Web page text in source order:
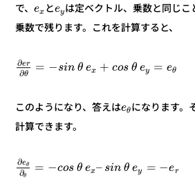
で、ex とeyは定ベクトル、乗数と同じこ
乗数で残ります。これを計算すると、
∂er
∂θ = −sin θ ex + cos θ ey = eθ
このようになり、答えはeθになります。
計算できます。
∂eθ
∂θ
= −cos θ ex– sin θ ey = −er